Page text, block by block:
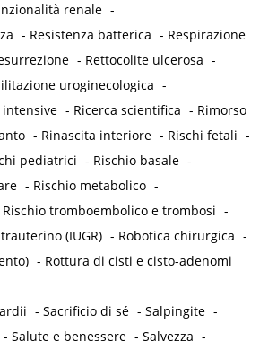
renale -
- Resistenza batterica - Respirazione
- Rettocolite ulcerosa -
uroginecologica -
intensive - Ricerca scientifica - Rimorso
- Rinascita interiore - Rischi fetali -
pediatrici - Rischio basale -
- Rischio metabolico -
Rischio tromboembolico e trombosi -
(IUGR) - Robotica chirurgica -
- Rottura di cisti e cisto-adenomi
-Sacrificio di sé -Salpingite -
-Salute e benessere -Salvezza -